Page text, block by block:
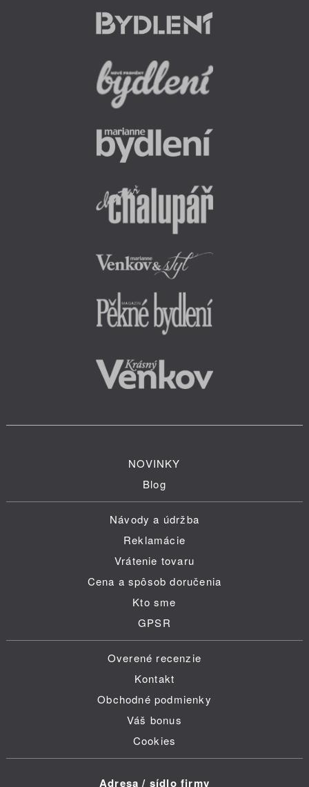
NOVINKY
Blog
Návody a údržba
Reklamácie
Vrátenie tovaru
Cena a spôsob doručenia
Kto sme
GPSR
Overené recenzie
Kontakt
Obchodné podmienky
Váš bonus
Cookies
Adresa / sídlo firmy